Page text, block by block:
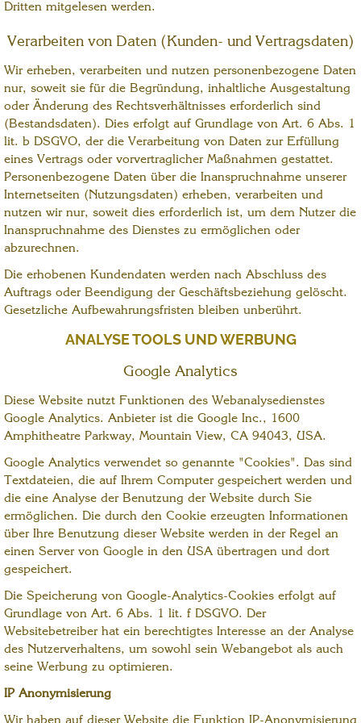
Dritten mitgelesen werden.
Verarbeiten von Daten (Kunden- und Vertragsdaten)
Wir erheben, verarbeiten und nutzen personenbezogene Daten
nur, soweit sie für die Begründung, inhaltliche Ausgestaltung
oder Änderung des Rechtsverhältnisses erforderlich sind
(Bestandsdaten). Dies erfolgt auf Grundlage von Art. 6 Abs. 1
lit. b DSGVO, der die Verarbeitung von Daten zur Erfüllung
eines Vertrags oder vorvertraglicher Maßnahmen gestattet.
Personenbezogene Daten über die Inanspruchnahme unserer
Internetseiten (Nutzungsdaten) erheben, verarbeiten und
nutzen wir nur, soweit dies erforderlich ist, um dem Nutzer die
Inanspruchnahme des Dienstes zu ermöglichen oder
abzurechnen.
Die erhobenen Kundendaten werden nach Abschluss des
Auftrags oder Beendigung der Geschäftsbeziehung gelöscht.
Gesetzliche Aufbewahrungsfristen bleiben unberührt.
ANALYSE TOOLS UND WERBUNG
Google Analytics
Diese Website nutzt Funktionen des Webanalysedienstes
Google Analytics. Anbieter ist die Google Inc., 1600
Amphitheatre Parkway, Mountain View, CA 94043, USA.
Google Analytics verwendet so genannte "Cookies". Das sind
Textdateien, die auf Ihrem Computer gespeichert werden und
die eine Analyse der Benutzung der Website durch Sie
ermöglichen. Die durch den Cookie erzeugten Informationen
über Ihre Benutzung dieser Website werden in der Regel an
einen Server von Google in den USA übertragen und dort
gespeichert.
Die Speicherung von Google-Analytics-Cookies erfolgt auf
Grundlage von Art. 6 Abs. 1 lit. f DSGVO. Der
Websitebetreiber hat ein berechtigtes Interesse an der Analyse
des Nutzerverhaltens, um sowohl sein Webangebot als auch
seine Werbung zu optimieren.
IP Anonymisierung